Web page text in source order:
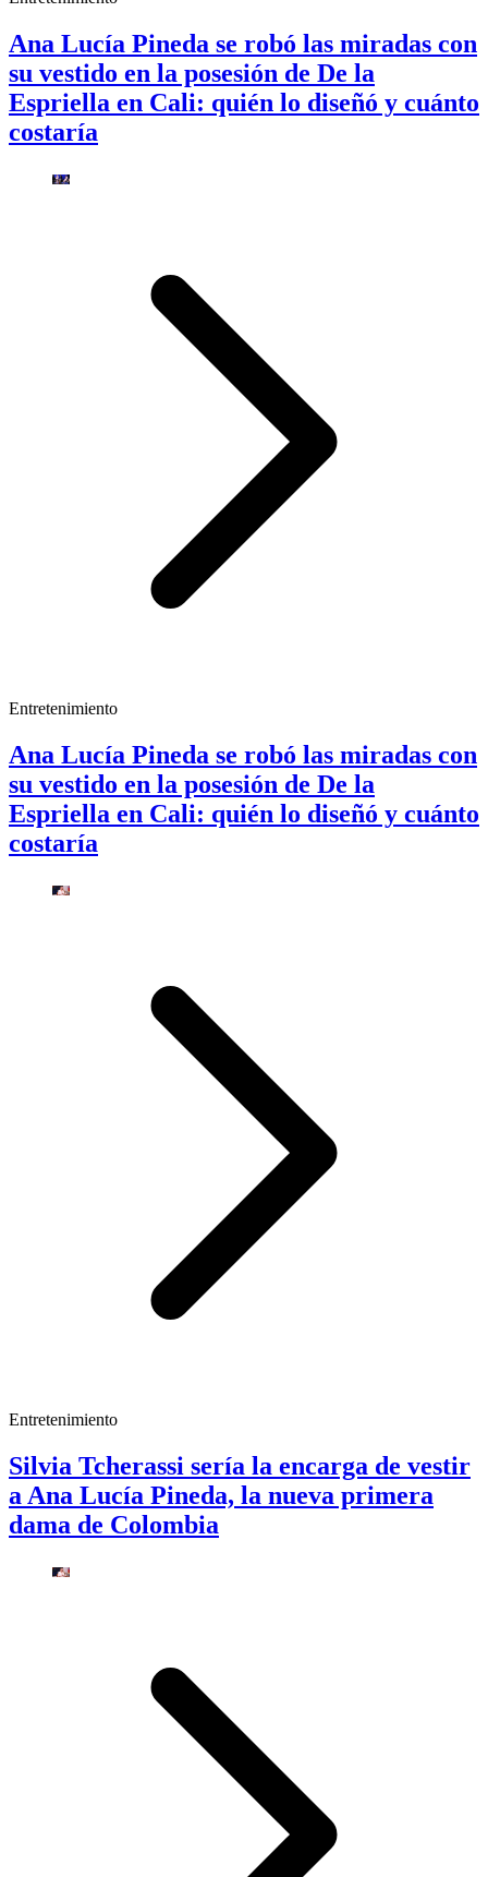
Ana Lucía Pineda se robó las miradas con
su vestido en la posesión de De la
Espriella en Cali: quién lo diseñó y cuánto
costaría
Entretenimiento
Ana Lucía Pineda se robó las miradas con
su vestido en la posesión de De la
Espriella en Cali: quién lo diseñó y cuánto
costaría
Entretenimiento
Silvia Tcherassi sería la encarga de vestir
a Ana Lucía Pineda, la nueva primera
dama de Colombia